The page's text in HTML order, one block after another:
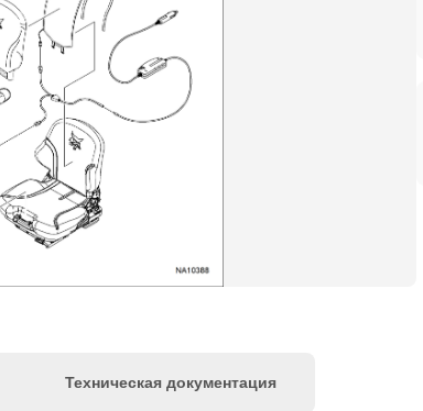
Техническая документация